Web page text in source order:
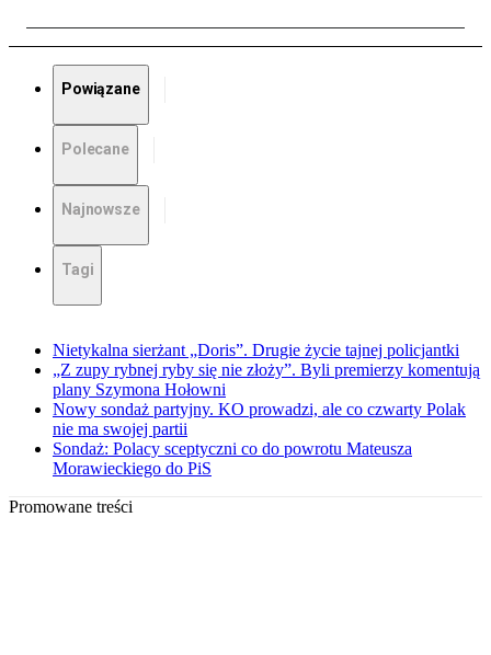
Powiązane
Polecane
Najnowsze
Tagi
Nietykalna sierżant „Doris”. Drugie życie tajnej policjantki
„Z zupy rybnej ryby się nie złoży”. Byli premierzy komentują
plany Szymona Hołowni
Nowy sondaż partyjny. KO prowadzi, ale co czwarty Polak
nie ma swojej partii
Sondaż: Polacy sceptyczni co do powrotu Mateusza
Morawieckiego do PiS
Promowane treści